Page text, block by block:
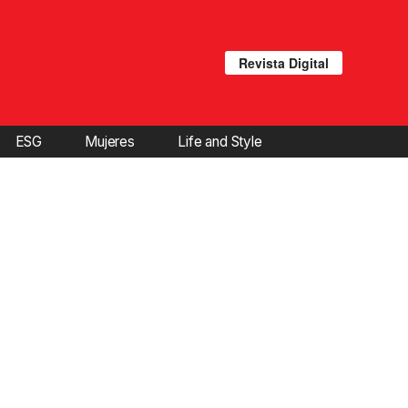
Revista Digital
ESG Mujeres Life and Style